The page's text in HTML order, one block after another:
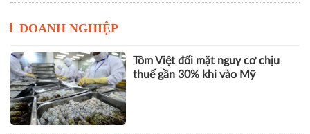
DOANH NGHIỆP
Tôm Việt đối mặt nguy cơ chịu
thuế gần 30% khi vào Mỹ